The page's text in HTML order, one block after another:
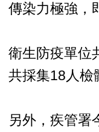
傳染力極強，
衛生防疫單位
共採集18人檢
另外，疾管署